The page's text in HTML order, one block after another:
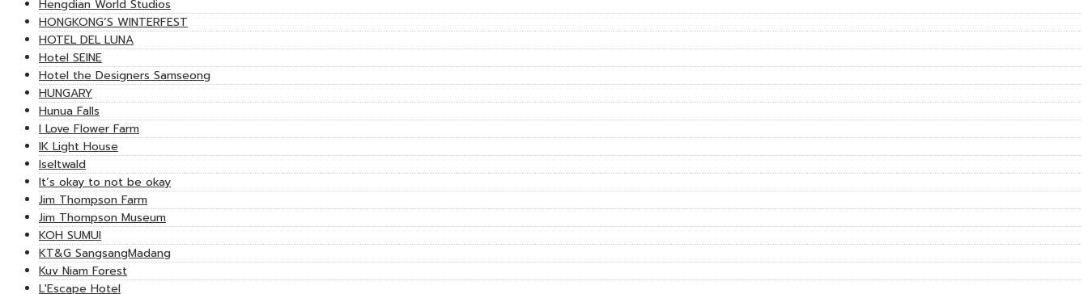
Hengdian World Studios
HONGKONG’S WINTERFEST
HOTEL DEL LUNA
Hotel SEINE
Hotel the Designers Samseong
HUNGARY
Hunua Falls
I Love Flower Farm
IK Light House
Iseltwald
It’s okay to not be okay
Jim Thompson Farm
Jim Thompson Museum
KOH SUMUI
KT&G SangsangMadang
Kuv Niam Forest
L'Escape Hotel